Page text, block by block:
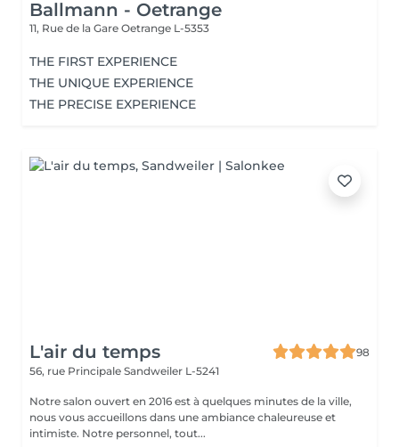
Ballmann - Oetrange
11, Rue de la Gare Oetrange L-5353
THE FIRST EXPERIENCE
THE UNIQUE EXPERIENCE
THE PRECISE EXPERIENCE
L'air du temps
98
56, rue Principale Sandweiler L-5241
Notre salon ouvert en 2016 est à quelques minutes de la ville,
nous vous accueillons dans une ambiance chaleureuse et
intimiste. Notre personnel, tout...